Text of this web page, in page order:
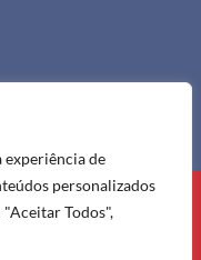
experiência de
personalizados
Todos",
à APF ©